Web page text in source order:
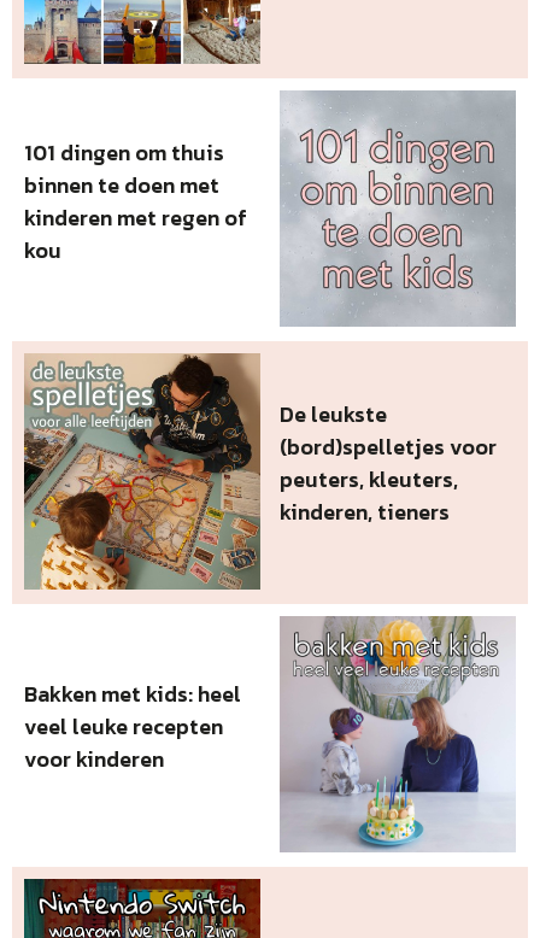
101 dingen om thuis
binnen te doen met
kinderen met regen of
kou
De leukste
(bord)spelletjes voor
peuters, kleuters,
kinderen, tieners
Bakken met kids: heel
veel leuke recepten
voor kinderen